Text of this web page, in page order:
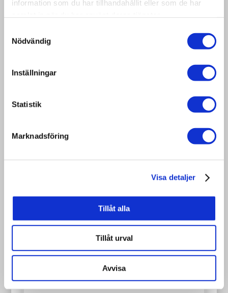
information som du har tillhandahållit eller som de har
Nödvändig
Inställningar
Statistik
Marknadsföring
Visa detaljer
Tillåt alla
Tillåt urval
Avvisa
but is used in Europe and as a load
related use, as alternative to Euro pallets
Size:
treatment /
Other: